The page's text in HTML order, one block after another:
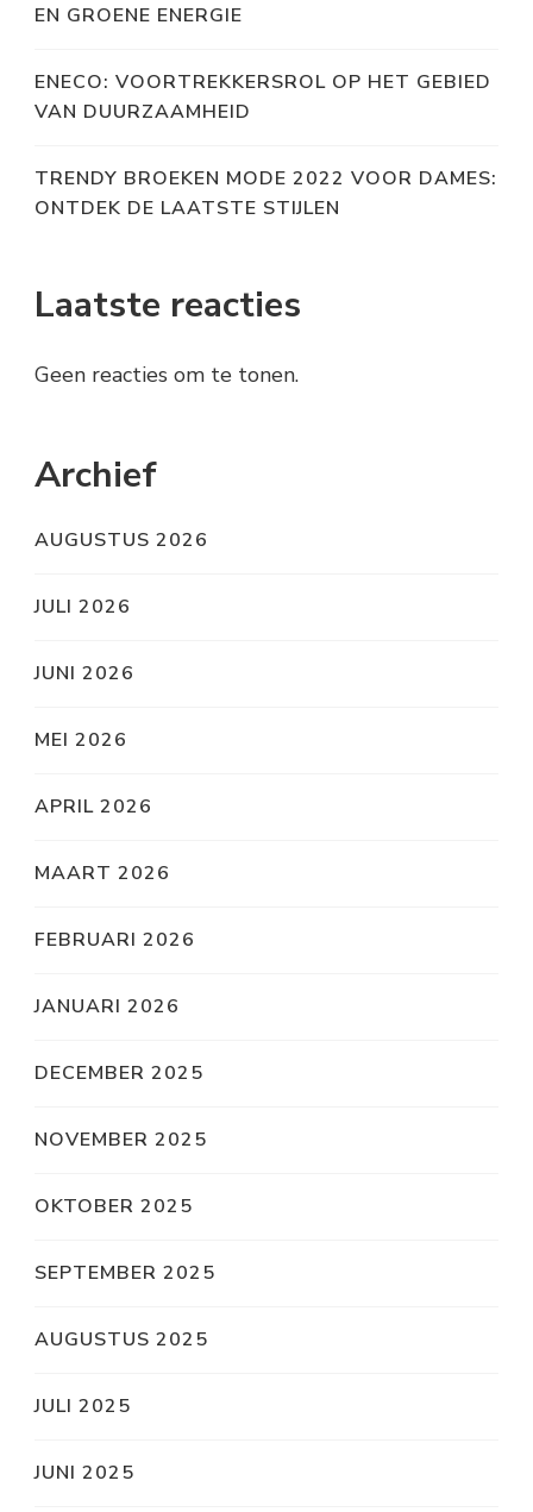
EN GROENE ENERGIE
ENECO: VOORTREKKERSROL OP HET GEBIED
VAN DUURZAAMHEID
TRENDY BROEKEN MODE 2022 VOOR DAMES:
ONTDEK DE LAATSTE STIJLEN
Laatste reacties
Geen reacties om te tonen.
Archief
AUGUSTUS 2026
JULI 2026
JUNI 2026
MEI 2026
APRIL 2026
MAART 2026
FEBRUARI 2026
JANUARI 2026
DECEMBER 2025
NOVEMBER 2025
OKTOBER 2025
SEPTEMBER 2025
AUGUSTUS 2025
JULI 2025
JUNI 2025